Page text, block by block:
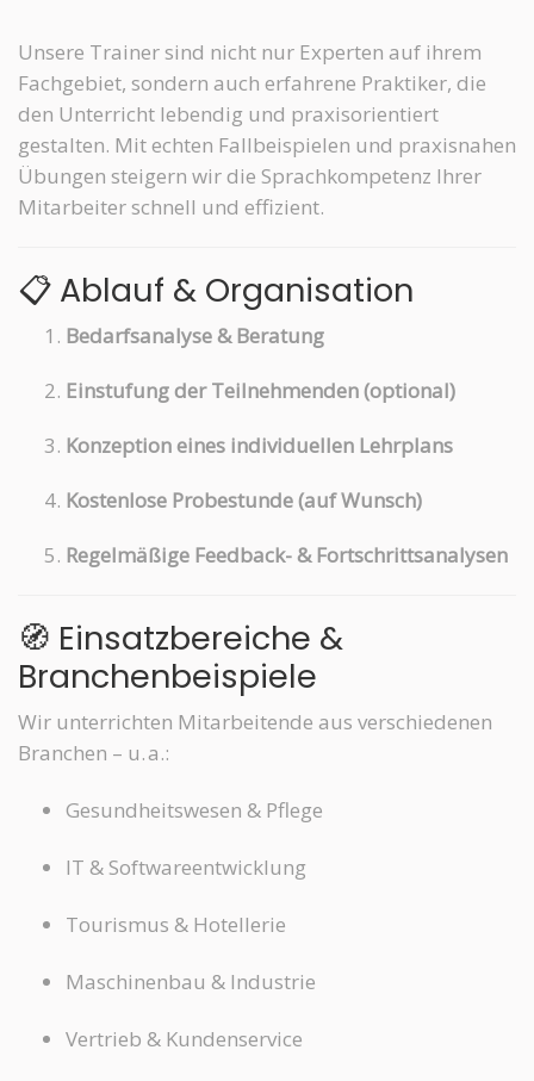
Unsere Trainer sind nicht nur Experten auf ihrem
Fachgebiet, sondern auch erfahrene Praktiker, die
den Unterricht lebendig und praxisorientiert
gestalten. Mit echten Fallbeispielen und praxisnahen
Übungen steigern wir die Sprachkompetenz Ihrer
Mitarbeiter schnell und effizient.
📋 Ablauf & Organisation
Bedarfsanalyse & Beratung
Einstufung der Teilnehmenden (optional)
Konzeption eines individuellen Lehrplans
Kostenlose Probestunde (auf Wunsch)
Regelmäßige Feedback- & Fortschrittsanalysen
🧭 Einsatzbereiche &
Branchenbeispiele
Wir unterrichten Mitarbeitende aus verschiedenen
Branchen – u. a.:
Gesundheitswesen & Pflege
IT & Softwareentwicklung
Tourismus & Hotellerie
Maschinenbau & Industrie
Vertrieb & Kundenservice